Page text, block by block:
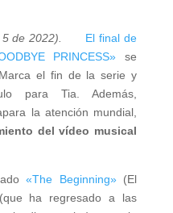
5 de 2022). El final de
PRINCESS» se
el fin de la serie y
para Tia. Además,
la atención mundial,
del vídeo musical
«The Beginning»(El
ha regresado a las